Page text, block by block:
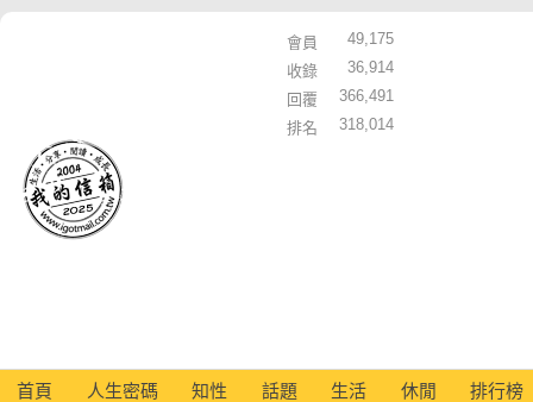
會員
49,175
收錄
36,914
回覆
366,491
排名
318,014
首頁 人生密碼 知性 話題 生活 休閒 排行榜